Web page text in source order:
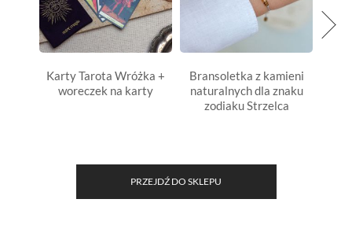
Karty Tarota Wróżka +
woreczek na karty
Bransoletka z kamieni
naturalnych dla znaku
zodiaku Strzelca
PRZEJDŹ DO SKLEPU